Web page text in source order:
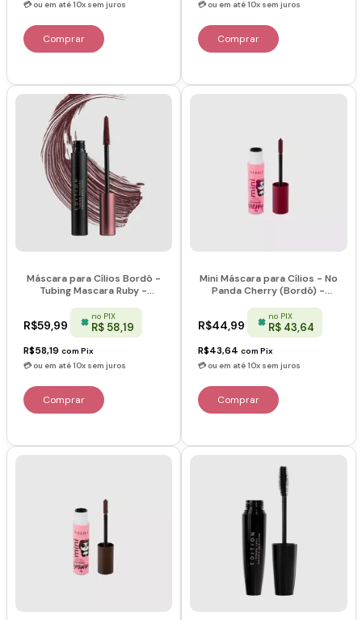
Máscara para Cílios Bordô -
Tubing Mascara Ruby -
R$59,99
no PIX
R$ 58,19
R$58,19 com Pix
Mini Máscara para Cílios - No
Panda Cherry (Bordô) -
R$44,99
no PIX
R$ 43,64
R$43,64 com Pix